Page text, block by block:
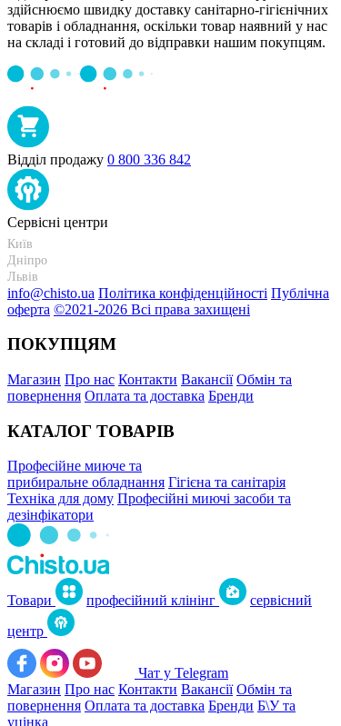
здійснюємо швидку доставку санітарно-гігієнічних
товарів і обладнання, оскільки товар наявний у нас
на складі і готовий до відправки нашим покупцям.
Відділ продажу 0 800 336 842
Сервісні центри
Київ
Дніпро
Львів
info@chisto.ua Політика конфіденційності Публічна
оферта ©2021-2026 Всі права захищені
ПОКУПЦЯМ
Магазин Про нас Контакти Вакансії Обмін та
повернення Оплата та доставка Бренди
КАТАЛОГ ТОВАРІВ
Професійне миюче та
прибиральне обладнання Гігієна та санітарія
Техніка для дому Професійні миючі засоби та
дезінфікатори
Товари професійний клінінг
сервісний
центр
Чат у Telegram
Магазин Про нас Контакти Вакансії Обмін та
повернення Оплата та доставка Бренди Б\У та
уцінка